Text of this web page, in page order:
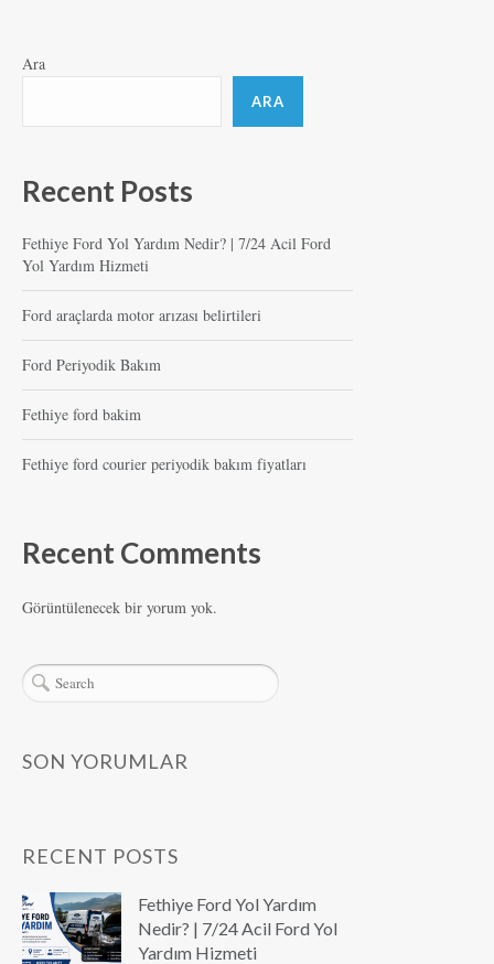
Ara
ARA
Recent Posts
Fethiye Ford Yol Yardım Nedir? | 7/24 Acil Ford
Yol Yardım Hizmeti
Ford araçlarda motor arızası belirtileri
Ford Periyodik Bakım
Fethiye ford bakim
Fethiye ford courier periyodik bakım fiyatları
Recent Comments
Görüntülenecek bir yorum yok.
SON YORUMLAR
RECENT POSTS
Fethiye Ford Yol Yardım
Nedir? | 7/24 Acil Ford Yol
Yardım Hizmeti